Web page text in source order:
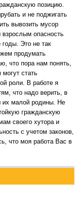
позицию.
и не поджигать
вывозить мусор
опасность
Это не так
продумать
что пора нам понять,
стать
роли. В работе я
что надо верить, в
их малой родины. Не
гражданскую
своего хутора и
с учетом законов,
что моя работа Вас в